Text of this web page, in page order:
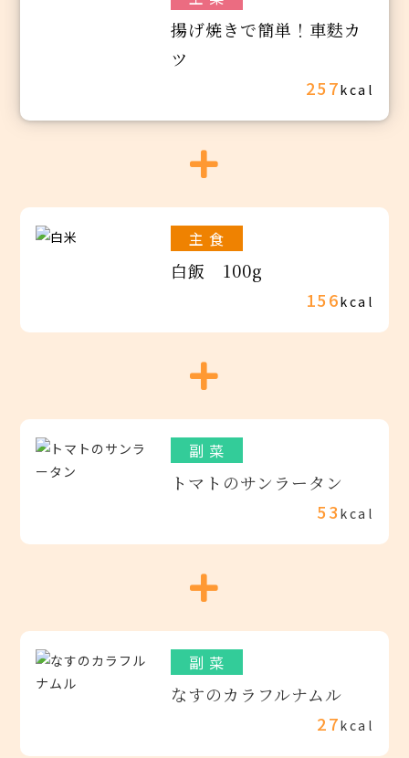
揚げ焼きで簡単！車麩カ
ツ
257kcal
主 食
白飯 100g
156kcal
副 菜
トマトのサンラータン
53 kcal
副 菜
なすのカラフルナムル
27kcal